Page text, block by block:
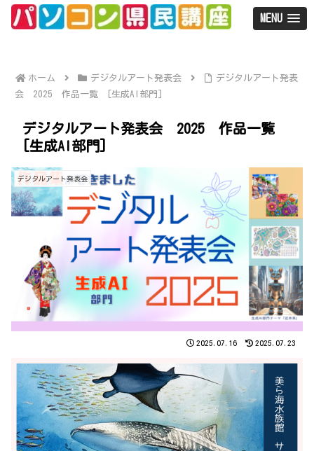
MENU
ホーム デジタルアート発表会
デジタルアート発表
会 2025 作品一覧 [生成AI部門]
デジタルアート発表会 2025 作品一覧
[生成AI部門]
デジタルアート発表会
2025.07.16 2025.07.23